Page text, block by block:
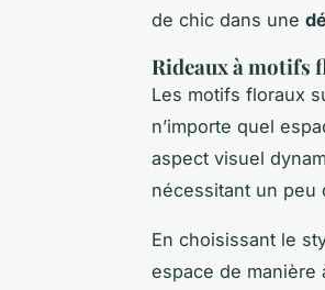
de chic dans une
Rideaux à motifs
Les motifs floraux
n’importe quel
aspect visuel
nécessitant un peu
En choisissant le
espace de manière